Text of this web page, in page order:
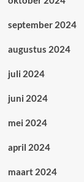
september 2024
augustus 2024
juli 2024
juni 2024
mei 2024
april 2024
maart 2024